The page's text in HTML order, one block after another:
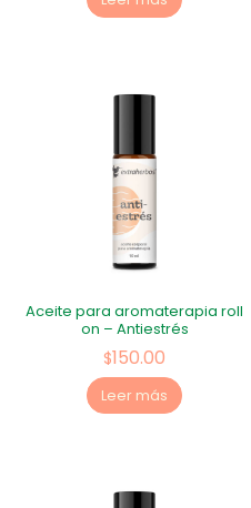
Aceite para aromaterapia roll
on – Antiestrés
$150.00
Leer más